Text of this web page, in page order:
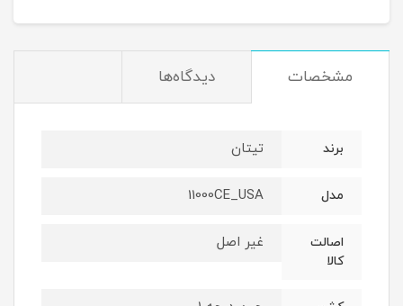
مشخصات دیدگاه‌ها
برند تیتان
مدل 11000CE_USA
اصالت
کالا
غیر اصل